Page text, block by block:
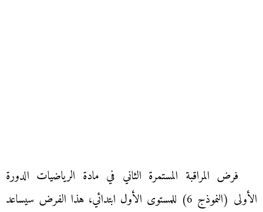
فرض المراقبة المستمرة الثاني في مادة الرياضيات الدورة
الأولى (النموذج 6) للمستوى الأول ابتدائي، هذا الفرض سيساعد